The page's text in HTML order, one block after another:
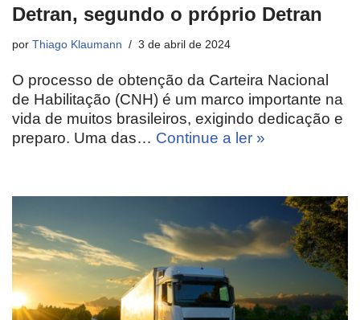
Detran, segundo o próprio Detran
por Thiago Klaumann 3 de abril de 2024
O processo de obtenção da Carteira Nacional
de Habilitação (CNH) é um marco importante na
vida de muitos brasileiros, exigindo dedicação e
preparo. Uma das… Continue a ler »